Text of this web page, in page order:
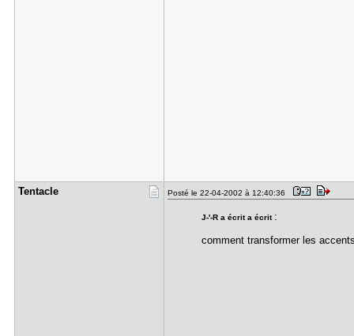
Tentacle Posté le 22-04-2002 à 12:40:36
J-'-R a écrit a écrit :
comment transformer les